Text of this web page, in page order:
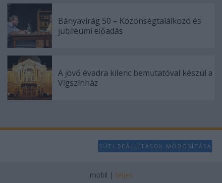
Bányavirág 50 – Közönségtalálkozó és
jubileumi előadás
A jövő évadra kilenc bemutatóval készül a
Vígszínház
SÜTI BEÁLLÍTÁSOK MÓDOSÍTÁSA
mobil | teljes